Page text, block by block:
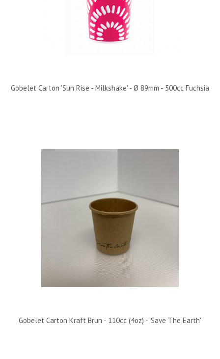
Gobelet Carton 'Sun Rise - Milkshake' - Ø 89mm - 500cc Fuchsia
Gobelet Carton Kraft Brun - 110cc (4oz) - 'Save The Earth'